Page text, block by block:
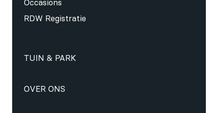
Occasions
RDW Registratie
TUIN & PARK
OVER ONS